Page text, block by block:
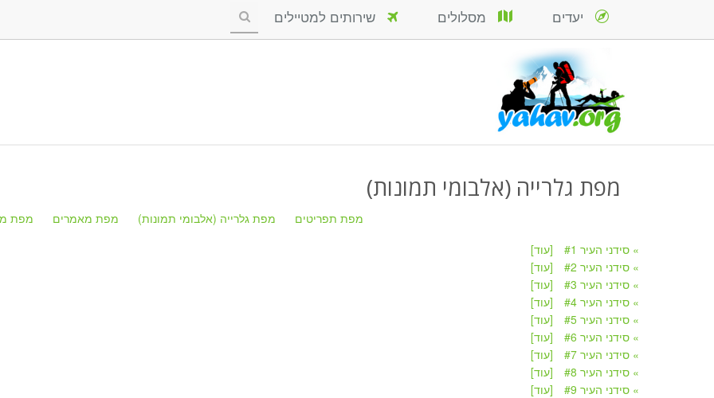
יעדים מסלולים שירותים למטיילים
מפת גלרייה (אלבומי תמונות)
מפת תפריטים מפת גלרייה (אלבומי תמונות) מפת מאמרים
מפת
» סידני העיר #1
[עוד]
» סידני העיר #2
[עוד]
» סידני העיר #3
[עוד]
» סידני העיר #4
[עוד]
» סידני העיר #5
[עוד]
» סידני העיר #6
[עוד]
» סידני העיר #7
[עוד]
» סידני העיר #8
[עוד]
» סידני העיר #9
[עוד]